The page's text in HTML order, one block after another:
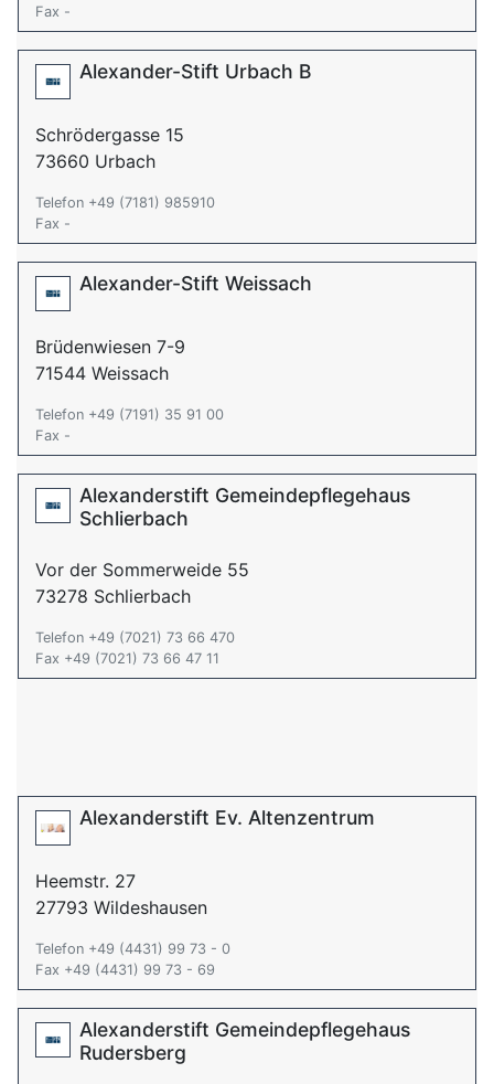
Fax -
Alexander-Stift Urbach B
Schrödergasse 15
73660 Urbach
Telefon +49 (7181) 985910
Fax -
Alexander-Stift Weissach
Brüdenwiesen 7-9
71544 Weissach
Telefon +49 (7191) 35 91 00
Fax -
Alexanderstift Gemeindepflegehaus
Schlierbach
Vor der Sommerweide 55
73278 Schlierbach
Telefon +49 (7021) 73 66 470
Fax +49 (7021) 73 66 47 11
Alexanderstift Ev. Altenzentrum
Heemstr. 27
27793 Wildeshausen
Telefon +49 (4431) 99 73 - 0
Fax +49 (4431) 99 73 - 69
Alexanderstift Gemeindepflegehaus
Rudersberg